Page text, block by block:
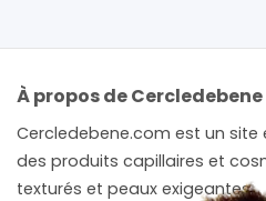
À propos de Cercledebene
Cercledebene.com est un
des produits capillaires et
texturés et peaux exigeantes.